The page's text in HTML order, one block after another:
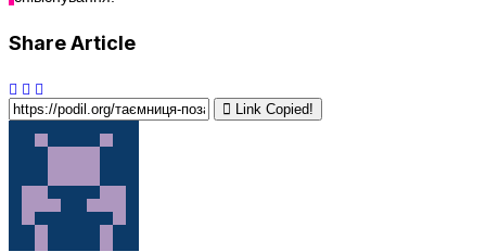
Share Article
Link Copied!